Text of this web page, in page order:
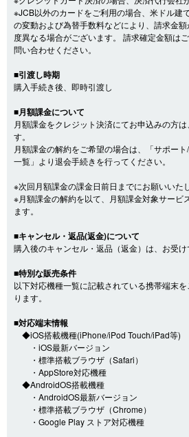
※JCB以外のカードをご利用の場合、米ドル建
の変動および為替手数料などにより、請求金
度異なる場合がございます。 請求確定金額は
問い合わせください。
■引渡し時期
購入手続き後、即時引渡し
■月額課金について
月額課金をクレジット決済にてお申込みの方
す。
月額課金の解約をご希望の場合は、「サポー
一覧」より退会手続きを行ってください。
※次回月額課金の課金日前日までにお願いいたし
※月額課金の解約を以て、月額課金対象サービ
ます。
■キャンセル・返品(返金)について
購入後のキャンセル・返品（返金）は、お受
■特別な販売条件
以下対応機種一覧に記載されている携帯端末
ります。
■対応端末情報
◆iOS搭載機種(iPhone/iPod Touch/iPad等)
・iOS最新バージョン
・標準搭載ブラウザ（Safari）
・AppStore対応機種
◆AndroidOS搭載機種
・AndroidOS最新バージョン
・標準搭載ブラウザ（Chrome）
・Google Play ストア対応機種